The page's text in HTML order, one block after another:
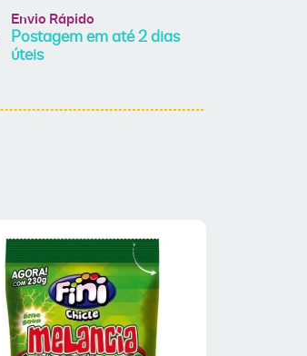
Envio Rápido
Postagem em até 2 dias
úteis